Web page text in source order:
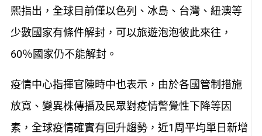
熙指出，全球目前僅以色列、冰島、台灣、紐澳等
少數國家有條件解封，可以旅遊泡泡彼此來往，
60％國家仍不能解封。
疫情中心指揮官陳時中也表示，由於各國管制措施
放寬、變異株傳播及民眾對疫情警覺性下降等因
素，全球疫情確實有回升趨勢，近1周平均單日新增